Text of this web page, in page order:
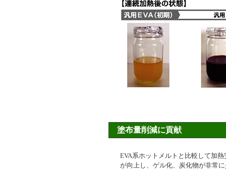
塗布量削減に貢献
EVA系ホットメルトと比較して加熱
が向上し、ゲル化、炭化物が非常